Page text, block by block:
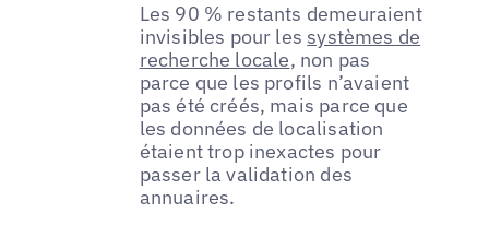
Les 90 % restants demeuraient
invisibles pour les systèmes de
recherche locale, non pas
parce que les profils n’avaient
pas été créés, mais parce que
les données de localisation
étaient trop inexactes pour
passer la validation des
annuaires.